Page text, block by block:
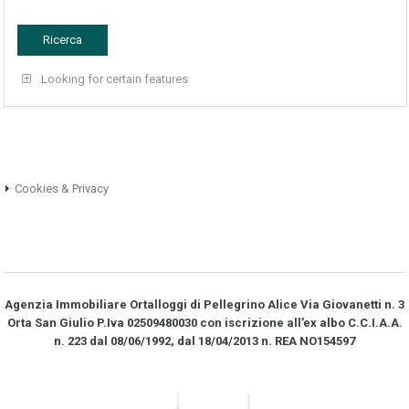
Looking for certain features
Cookies & Privacy
Agenzia Immobiliare Ortalloggi di Pellegrino Alice Via Giovanetti n. 3
Orta San Giulio P.Iva 02509480030 con iscrizione all’ex albo C.C.I.A.A.
n. 223 dal 08/06/1992, dal 18/04/2013 n. REA NO­154597